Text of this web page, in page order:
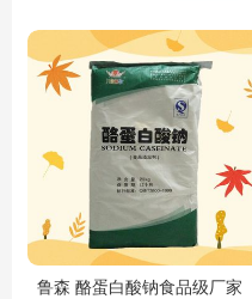
鲁森 酪蛋白酸钠食品级厂家